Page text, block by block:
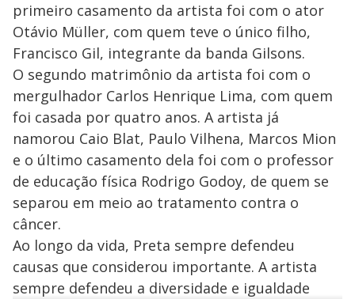
primeiro casamento da artista foi com o ator
Otávio Müller, com quem teve o único filho,
Francisco Gil, integrante da banda Gilsons.
O segundo matrimônio da artista foi com o
mergulhador Carlos Henrique Lima, com quem
foi casada por quatro anos. A artista já
namorou Caio Blat, Paulo Vilhena, Marcos Mion
e o último casamento dela foi com o professor
de educação física Rodrigo Godoy, de quem se
separou em meio ao tratamento contra o
câncer.
Ao longo da vida, Preta sempre defendeu
causas que considerou importante. A artista
sempre defendeu a diversidade e igualdade